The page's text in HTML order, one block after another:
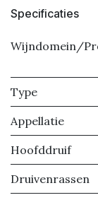
Specificaties
Wijndomein/
Type
Appellatie
Hoofddruif
Druivenrassen